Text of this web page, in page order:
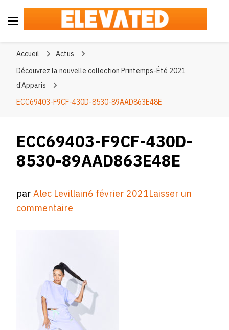
Accueil
Actus
Découvrez la nouvelle collection Printemps-Été 2021
d’Apparis
ECC69403-F9CF-430D-8530-89AAD863E48E
ECC69403-F9CF-430D-
8530-89AAD863E48E
parAlec Levillain6 février 2021Laisser un
commentaire
89AAD863E48E